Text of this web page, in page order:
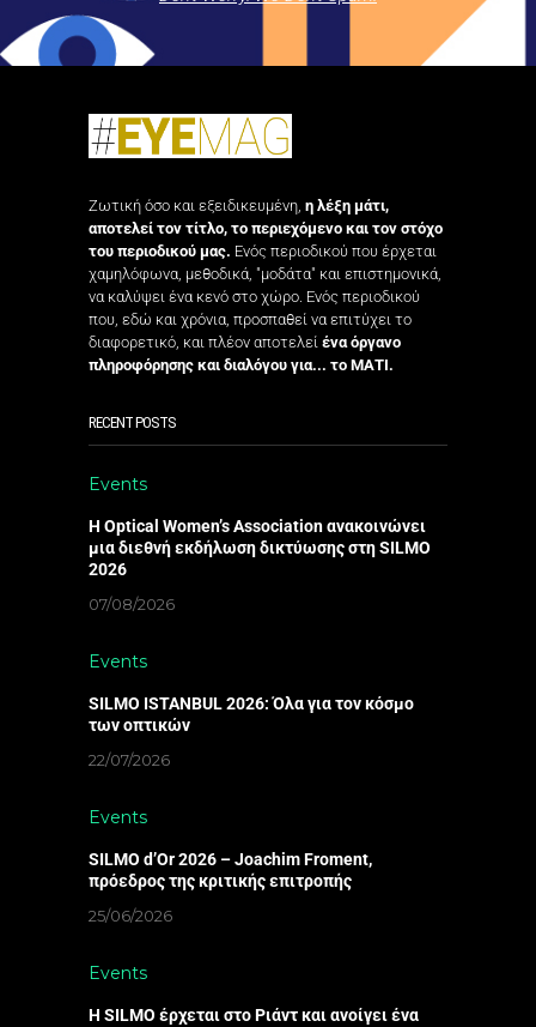
Ζωτική όσο και εξειδικευμένη, η λέξη μάτι,
αποτελεί τον τίτλο, το περιεχόμενο και τον στόχο
του περιοδικού μας. Ενός περιοδικού που έρχεται
χαμηλόφωνα, μεθοδικά, "μοδάτα" και επιστημονικά,
να καλύψει ένα κενό στο χώρο. Ενός περιοδικού
που, εδώ και χρόνια, προσπαθεί να επιτύχει το
διαφορετικό, και πλέον αποτελεί ένα όργανο
πληροφόρησης και διαλόγου για... το ΜΑΤΙ.
RECENT POSTS
Events
Η Optical Women’s Association ανακοινώνει
μια διεθνή εκδήλωση δικτύωσης στη SILMO
2026
07/08/2026
Events
SILMO ISTANBUL 2026: Όλα για τον κόσμο
των οπτικών
22/07/2026
Events
SILMO d’Or 2026 – Joachim Froment,
πρόεδρος της κριτικής επιτροπής
25/06/2026
Events
Η SILMO έρχεται στο Ριάντ και ανοίγει ένα